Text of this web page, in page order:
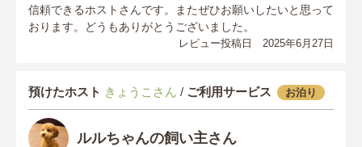
信頼できるホストさんです。またぜひお願いしたいと思って
おります。どうもありがとうございました。
レビュー投稿日 2025年6月27日
預けたホスト きょうこさん / ご利用サービス お泊り
ルルちゃんの飼い主さん